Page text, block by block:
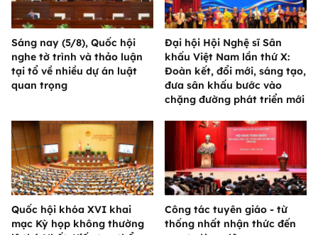
Sáng nay (5/8), Quốc hội
nghe tờ trình và thảo luận
tại tổ về nhiều dự án luật
quan trọng
Đại hội Hội Nghệ sĩ Sân
khấu Việt Nam lần thứ X:
Đoàn kết, đổi mới, sáng tạo,
đưa sân khấu bước vào
chặng đường phát triển mới
Quốc hội khóa XVI khai
mạc Kỳ họp không thường
Công tác tuyên giáo - từ
thống nhất nhận thức đến